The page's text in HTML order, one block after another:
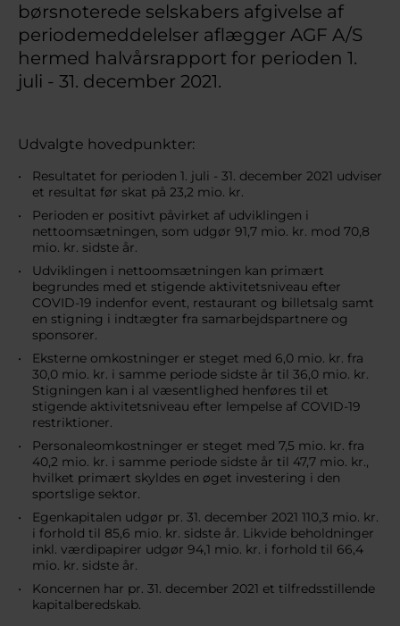
børsnoterede selskabers afgivelse af
periodemeddelelser aflægger AGF A/S
hermed halvårsrapport for perioden 1.
juli - 31. december 2021.
Udvalgte hovedpunkter:
Resultatet for perioden 1. juli - 31. december 2021 udviser
et resultat før skat på 23,2 mio. kr.
Perioden er positivt påvirket af udviklingen i
nettoomsætningen, som udgør 91,7 mio. kr. mod 70,8
mio. kr. sidste år.
Udviklingen i nettoomsætningen kan primært
begrundes med et stigende aktivitetsniveau efter
COVID-19 indenfor event, restaurant og billetsalg samt
en stigning i indtægter fra samarbejdspartnere og
sponsorer.
Eksterne omkostninger er steget med 6,0 mio. kr. fra
30,0 mio. kr. i samme periode sidste år til 36,0 mio. kr.
Stigningen kan i al væsentlighed henføres til et
stigende aktivitetsniveau efter lempelse af COVID-19
restriktioner.
Personaleomkostninger er steget med 7,5 mio. kr. fra
40,2 mio. kr. i samme periode sidste år til 47,7 mio. kr.,
hvilket primært skyldes en øget investering i den
sportslige sektor.
Egenkapitalen udgør pr. 31. december 2021 110,3 mio. kr.
i forhold til 85,6 mio. kr. sidste år. Likvide beholdninger
inkl. værdipapirer udgør 94,1 mio. kr. i forhold til 66,4
mio. kr. sidste år.
Koncernen har pr. 31. december 2021 et tilfredsstillende
kapitalberedskab.